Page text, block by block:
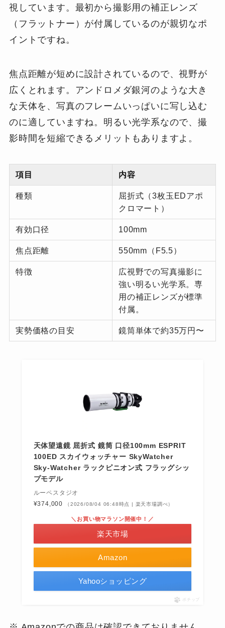
視しています。最初から撮影用の補正レンズ
（フラットナー）が付属しているのが親切なポ
イントですね。
焦点距離が短めに設計されているので、視野が
広くとれます。アンドロメダ銀河のような大き
な天体を、写真のフレームいっぱいに写し込む
のに適していますね。明るい光学系なので、撮
影時間を短縮できるメリットもありますよ。
項目 内容
種類
屈折式（3枚玉EDアポ
クロマート）
有効口径 100mm
焦点距離 550mm（F5.5）
特徴
広視野での写真撮影に
強い明るい光学系。専
用の補正レンズが標準
付属。
実勢価格の目安 鏡筒単体で約35万円〜
天体望遠鏡 屈折式 鏡筒 口径100mm ESPRIT
100ED スカイウォッチャー SkyWatcher
Sky-Watcher ラックピニオン式 フラッグシッ
プモデル
ルーペスタジオ
¥374,000
（2026/08/04 06:48時点 | 楽天市場調べ）
Amazon
＼お買い物マラソン開催中！／
楽天市場
Yahooショッピング
ポチップ